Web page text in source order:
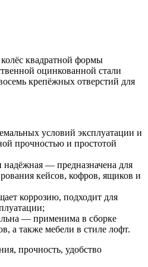
квадратной формы
оцинкованной стали
крепёжных отверстий для
условий эксплуатации и
прочностью и простотой
надёжная — предназначена для
кейсов, кофров, ящиков и
коррозию, подходит для
— применима в сборке
а также мебели в стиле лофт.
прочность, удобство